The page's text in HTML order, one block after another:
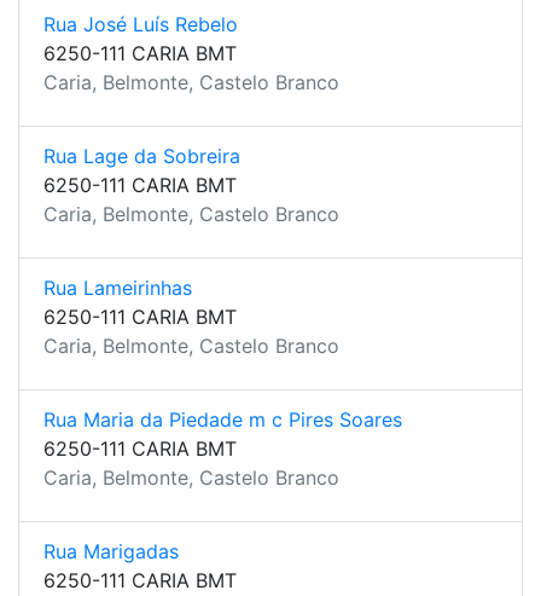
Rua José Luís Rebelo
6250-111 CARIA BMT
Caria, Belmonte, Castelo Branco
Rua Lage da Sobreira
6250-111 CARIA BMT
Caria, Belmonte, Castelo Branco
Rua Lameirinhas
6250-111 CARIA BMT
Caria, Belmonte, Castelo Branco
Rua Maria da Piedade m c Pires Soares
6250-111 CARIA BMT
Caria, Belmonte, Castelo Branco
Rua Marigadas
6250-111 CARIA BMT